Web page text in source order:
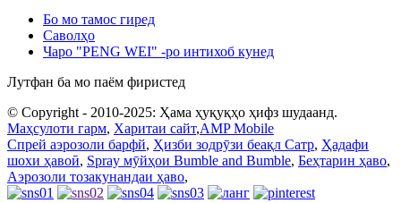
Бо мо тамос гиред
Саволҳо
Чаро "PENG WEI" -ро интихоб кунед
Лутфан ба мо паём фиристед
© Copyright - 2010-2025: Ҳама ҳуқуқҳо ҳифз шудаанд.
Маҳсулоти гарм, Харитаи сайт,AMP Mobile
Спрей аэрозоли барфй, Ҳизби зодрӯзи беақл Сатр, Ҳадафи
шохи ҳавоӣ, Spray мӯйҳои Bumble and Bumble, Беҳтарин ҳаво,
Аэрозоли тозакунандаи ҳаво,